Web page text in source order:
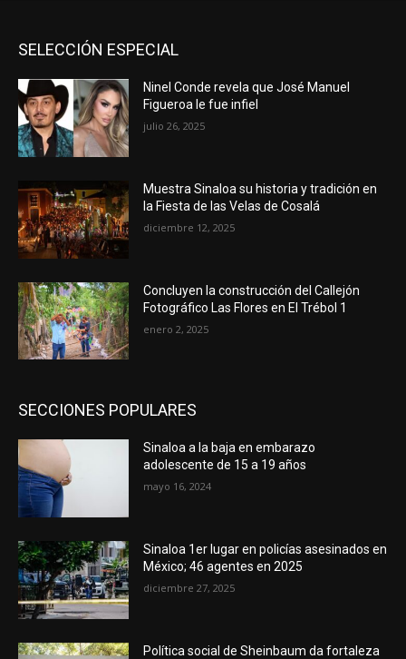
SELECCIÓN ESPECIAL
Ninel Conde revela que José Manuel
Figueroa le fue infiel
julio 26, 2025
Muestra Sinaloa su historia y tradición en
la Fiesta de las Velas de Cosalá
diciembre 12, 2025
Concluyen la construcción del Callejón
Fotográfico Las Flores en El Trébol 1
enero 2, 2025
SECCIONES POPULARES
Sinaloa a la baja en embarazo
adolescente de 15 a 19 años
mayo 16, 2024
Sinaloa 1er lugar en policías asesinados en
México; 46 agentes en 2025
diciembre 27, 2025
Política social de Sheinbaum da fortaleza